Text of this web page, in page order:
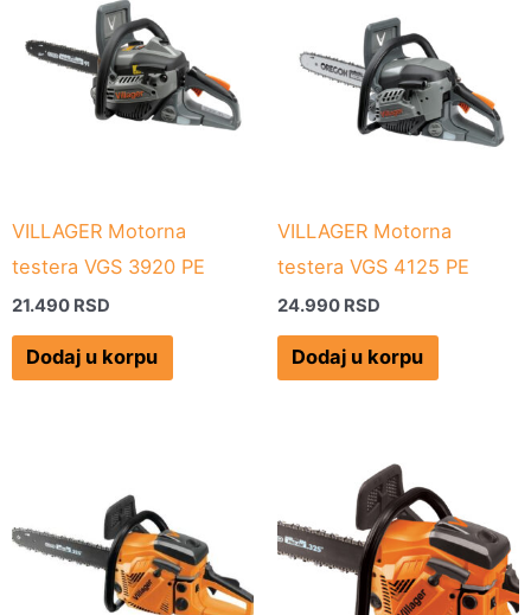
VILLAGER Motorna
testera VGS 3920 PE
21.490 RSD
Dodaj u korpu
VILLAGER Motorna
testera VGS 4125 PE
24.990 RSD
Dodaj u korpu